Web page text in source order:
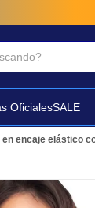
OficialesSALE
en encaje elástico